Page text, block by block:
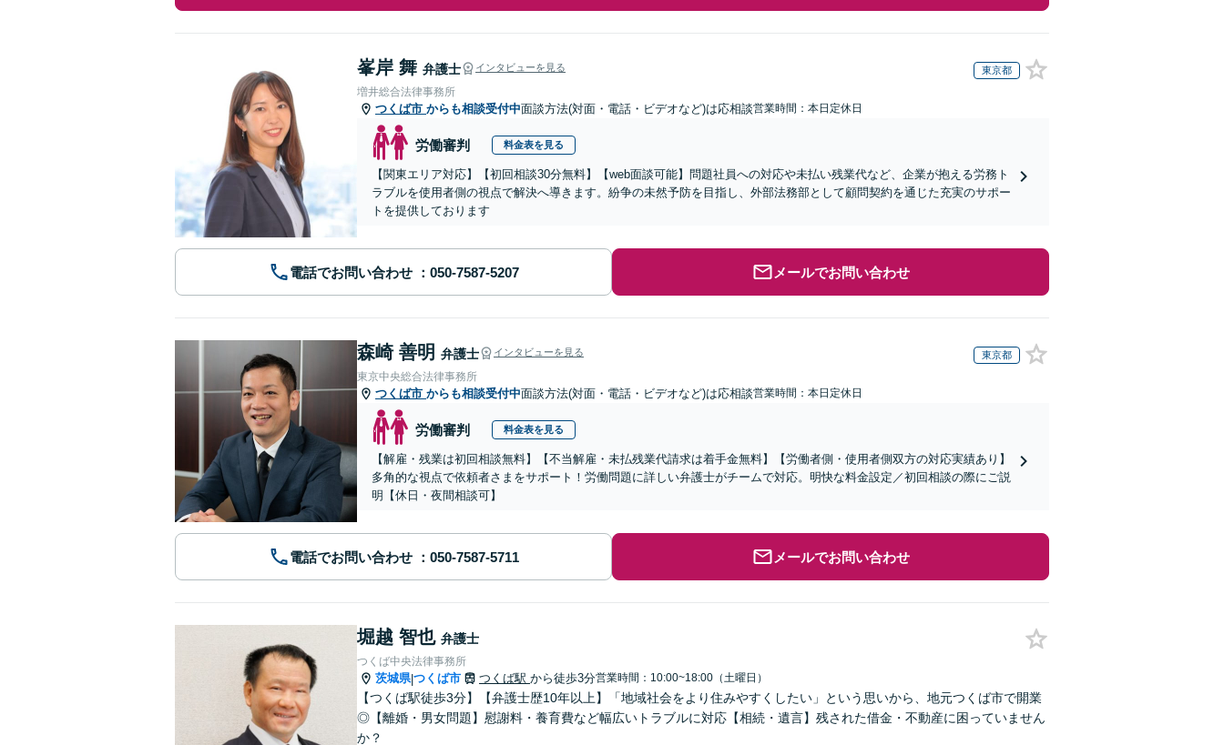
峯岸 舞 弁護士 インタビューを見る 東京都
増井総合法律事務所
つくば市 からも相談受付中面談方法(対面・電話・ビデオなど)は応相談営業時間：本日定休日
労働審判 料金表を見る
【関東エリア対応】【初回相談30分無料】【web面談可能】問題社員への対応や未払い残業代など、企業が抱える労務ト
ラブルを使用者側の視点で解決へ導きます。紛争の未然予防を目指し、外部法務部として顧問契約を通じた充実のサポー
トを提供しております
電話でお問い合わせ メールでお問い合わせ
森崎 善明 弁護士 インタビューを見る 東京都
東京中央総合法律事務所
つくば市 からも相談受付中面談方法(対面・電話・ビデオなど)は応相談営業時間：本日定休日
労働審判 料金表を見る
【解雇・残業は初回相談無料】【不当解雇・未払残業代請求は着手金無料】【労働者側・使用者側双方の対応実績あり】
多角的な視点で依頼者さまをサポート！労働問題に詳しい弁護士がチームで対応。明快な料金設定／初回相談の際にご説
明【休日・夜間相談可】
電話でお問い合わせ メールでお問い合わせ
堀越 智也 弁護士
つくば中央法律事務所
茨城県|つくば市 つくば駅 から徒歩3分営業時間：10:00~18:00（土曜日）
【つくば駅徒歩3分】【弁護士歴10年以上】「地域社会をより住みやすくしたい」という思いから、地元つくば市で開業
◎【離婚・男女問題】慰謝料・養育費など幅広いトラブルに対応【相続・遺言】残された借金・不動産に困っていません
か？